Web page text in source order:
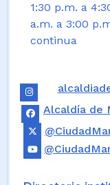
1:30 p.m. a
a.m. a 3:00
continua
Alcaldía de